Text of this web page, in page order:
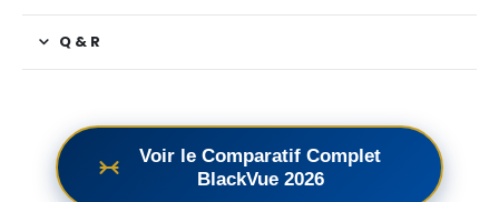
Q & R
Voir le Comparatif Complet
BlackVue 2026